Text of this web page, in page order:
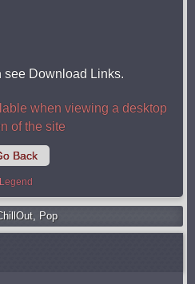
see Download Links.
when viewing a desktop
of the site
Back
Legend
, Pop